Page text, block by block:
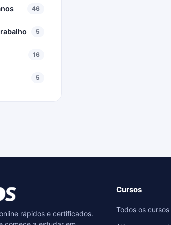
46
5
16
5
rápidos e certificados.
Cursos
Todos os cursos